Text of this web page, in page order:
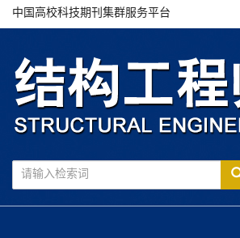
中国高校科技期刊集群服务平台